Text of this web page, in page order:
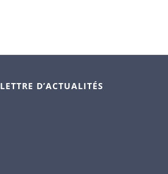
LETTRE D’ACTUALITÉS